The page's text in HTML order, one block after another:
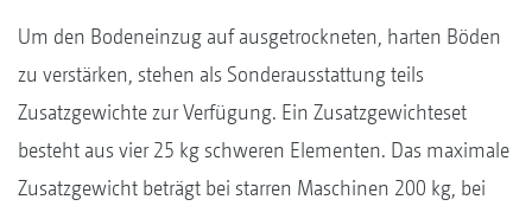
Um den Bodeneinzug auf ausgetrockneten, harten Böden
zu verstärken, stehen als Sonderausstattung teils
Zusatzgewichte zur Verfügung. Ein Zusatzgewichteset
besteht aus vier 25 kg schweren Elementen. Das maximale
Zusatzgewicht beträgt bei starren Maschinen 200 kg, bei